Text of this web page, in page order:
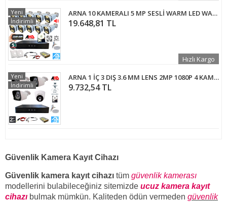
ARNA 10 KAMERALI 5 MP SESLİ WARM LED WATERPROOF 3.6 MM LENS H.265 250 GB HDD DAHİL AHD GÜVENLİK SETİ - ST51025
19.648,81 TL
Yeni
İndirimli
Hızlı Kargo
ARNA 1 İÇ 3 DIŞ 3.6 MM LENS 2MP 1080P 4 KAMERALI 1 TB HDD DAHİL GÜVENLİK SETİ - ST2131000
9.732,54 TL
Yeni
İndirimli
Güvenlik Kamera Kayıt Cihazı
Güvenlik kamera kayıt cihazı tüm güvenlik kamerası
modellerini bulabileceğiniz sitemizde ucuz kamera kayıt
cihazı bulmak mümkün. Kaliteden ödün vermeden güvenlik